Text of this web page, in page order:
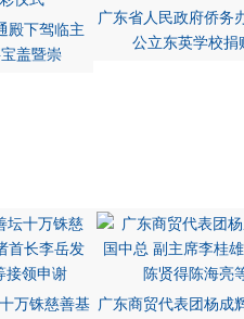
殿下驾临主
盖暨崇
广东省人民政府侨务
公立东英学校捐
万铢慈善基 广东商贸代表团杨成